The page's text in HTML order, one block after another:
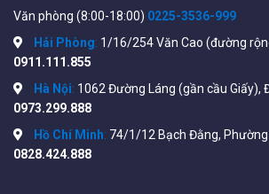
Ổ cứng
HHD
Switch
chia tín
nguồn
8 cổng PoE 63w Chiếc
Dây HDMI
nối đầu ghi
Văn phòng (8:00-18:00) 0225-3536-999
Hải Phòng: 1/16/254 Văn Cao (đường
0911.111.855
Hà Nội: 1062 Đường Láng (gần cầu Giấy),
0973.299.888
Hồ Chí Minh: 74/1/12 Bạch Đằng, Phường
0828.424.888